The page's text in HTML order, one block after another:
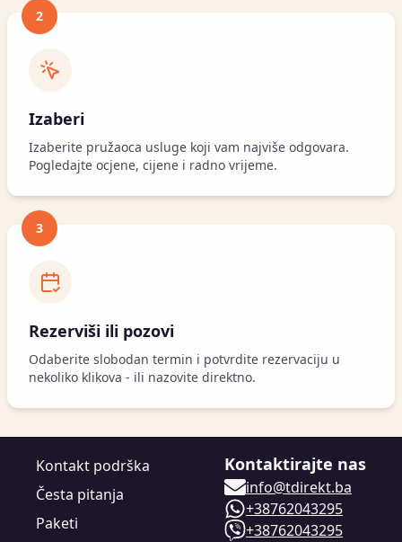
2
Izaberi
Izaberite pružaoca usluge koji vam najviše odgovara.
Pogledajte ocjene, cijene i radno vrijeme.
3
Rezerviši ili pozovi
Odaberite slobodan termin i potvrdite rezervaciju u
nekoliko klikova - ili nazovite direktno.
Kontakt podrška
Česta pitanja
Paketi
Kontaktirajte nas
info@tdirekt.ba
+38762043295
+38762043295